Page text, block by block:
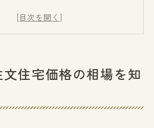
注文住宅相場と周辺エリアの違い
相場と土地ありプランの考え方を
価格をエリア別で比較するメリッ
住宅価格の相場を知